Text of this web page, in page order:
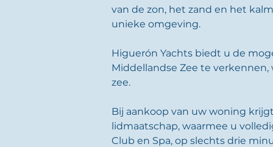
van de zon, het zand en het
unieke omgeving.
Higuerón Yachts biedt u de
Middellandse Zee te
zee.
Bij aankoop van uw woning
lidmaatschap, waarmee u
Club en Spa, op slechts drie